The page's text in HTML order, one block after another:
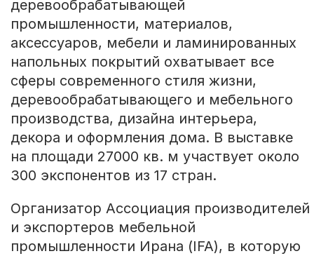
деревообрабатывающей
промышленности, материалов,
аксессуаров, мебели и ламинированных
напольных покрытий охватывает все
сферы современного стиля жизни,
деревообрабатывающего и мебельного
производства, дизайна интерьера,
декора и оформления дома. В выставке
на площади 27000 кв. м участвует около
300 экспонентов из 17 стран.
Организатор Ассоциация производителей
и экспортеров мебельной
промышленности Ирана (IFA), в которую